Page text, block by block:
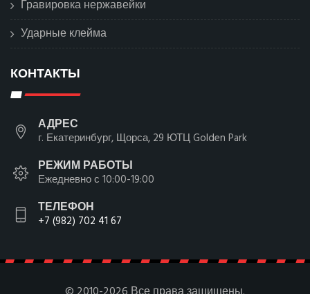
Гравировка нержавейки
Ударные клейма
КОНТАКТЫ
АДРЕС
г. Екатеринбург, Щорса, 29 ЮТЦ Golden Park
РЕЖИМ РАБОТЫ
Ежедневно с 10:00-19:00
ТЕЛЕФОН
+7 (982) 702 41 67